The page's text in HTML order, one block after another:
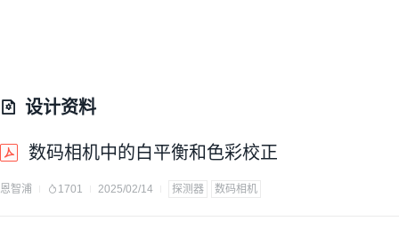
设计资料
数码相机中的白平衡和色彩校正
恩智浦 1701 2025/02/14 探测器 数码相机